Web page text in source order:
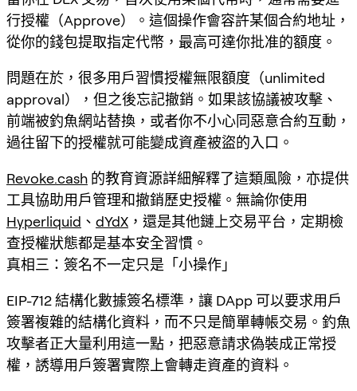
行授權（Approve）。這個操作會容許某個合約地址，
從你的錢包提取指定代幣，最高可達你批准的額度。
問題在於，很多用戶習慣授權無限額度（unlimited
approval），但之後忘記撤銷。如果該協議被攻擊、
前端被釣魚網站替換，或者你不小心同惡意合約互動，
過往留下的授權就可能變成資產被盜的入口。
Revoke.cash 的教育資源詳細解釋了這類風險，亦提供
工具協助用戶管理和撤銷歷史授權。無論你使用
Hyperliquid 、 dYdX ，還是其他鏈上交易平台，定期檢
查授權狀態都是基本安全習慣。
真相三：簽名不一定只是「小操作」
EIP-712 結構化數據簽名標準，讓 DApp 可以要求用戶
簽署複雜的結構化資料，而不只是簡單轉帳交易。釣魚
攻擊者正大量利用這一點，把惡意請求偽裝成正常授
權，誘導用戶簽署實際上會轉走資產的資料。